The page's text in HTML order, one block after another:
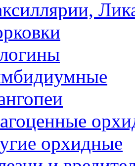
орхидные